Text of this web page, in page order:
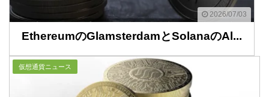
2026/07/03
EthereumのGlamsterdamとSolanaのAl...
仮想通貨ニュース